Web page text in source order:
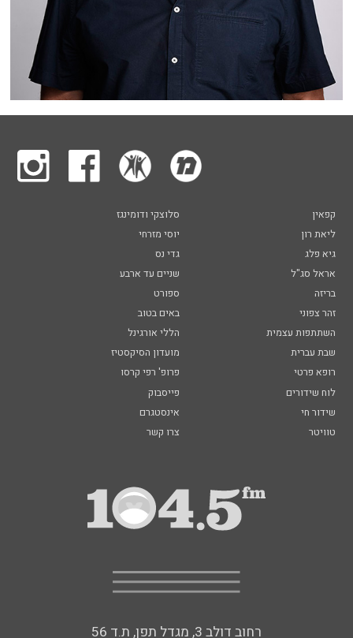
קפאין
סלוצקי ודומינגז
ליאת רון
יוסי מזרחי
גיא פלג
גדי נס
אראל סג"ל
שניים עד ארבע
בריזה
ספורט
זהר צפוני
באים בטוב
השתתפות עצמית
הללי אורגינל
שבת עברית
מועדון הסיקסטיז
רופא פרטי
פרופ' רפי קרסו
לוח שידורים
פייסבוק
שידור חי
אינסטגרם
טוויטר
צרו קשר
רחוב דולב 3, מגדל תפן, ת.ד 56